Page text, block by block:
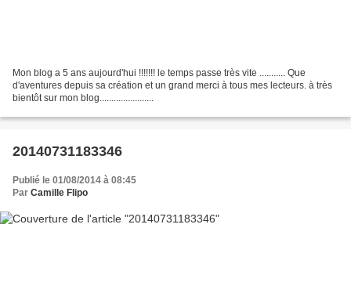
Mon blog a 5 ans aujourd'hui !!!!!!! le temps passe très vite ........... Que
d'aventures depuis sa création et un grand merci à tous mes lecteurs. à très
bientôt sur mon blog.......................
20140731183346
Publié le 01/08/2014 à 08:45
Par Camille Flipo